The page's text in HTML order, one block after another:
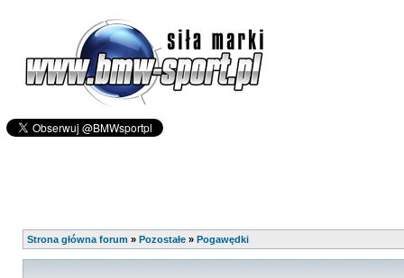
Strona główna forum » Pozostałe » Pogawędki